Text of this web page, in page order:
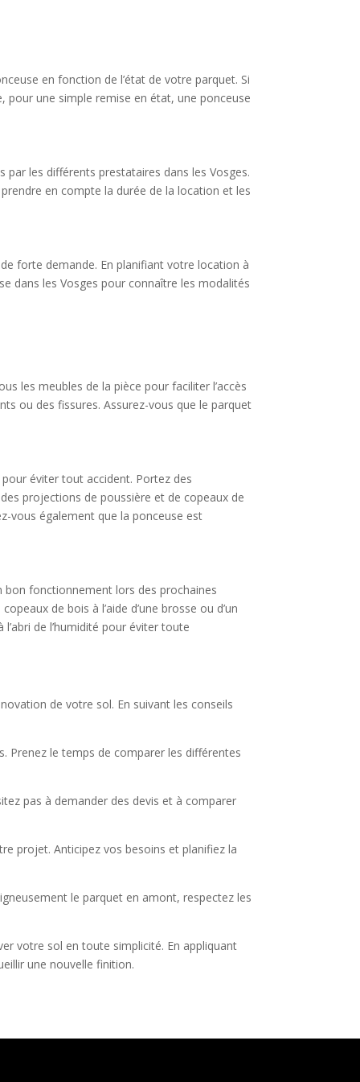
en fonction de l’état de votre parquet. Si
pour une simple remise en état, une ponceuse
les différents prestataires dans les Vosges.
en compte la durée de la location et les
forte demande. En planifiant votre location à
dans les Vosges pour connaître les modalités
les meubles de la pièce pour faciliter l’accès
ou des fissures. Assurez-vous que le parquet
éviter tout accident. Portez des
projections de poussière et de copeaux de
vous également que la ponceuse est
fonctionnement lors des prochaines
de bois à l’aide d’une brosse ou d’un
de l’humidité pour éviter toute
de votre sol. En suivant les conseils
Prenez le temps de comparer les différentes
pas à demander des devis et à comparer
projet. Anticipez vos besoins et planifiez la
le parquet en amont, respectez les
votre sol en toute simplicité. En appliquant
une nouvelle finition.